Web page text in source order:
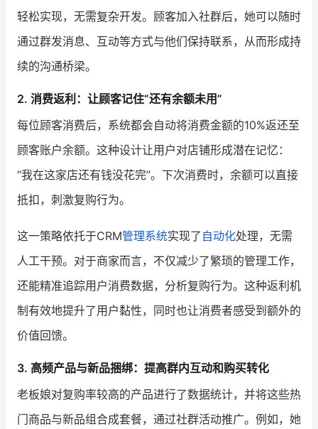
有赞云 数据通服务
轻松实现，无需复杂开发。顾客加入社群后，她可以随时
通过群发消息、互动等方式与他们保持联系，从而形成持
续的沟通桥梁。
2. 消费返利：让顾客记住“还有余额未用”
每位顾客消费后，系统都会自动将消费金额的10%返还至
顾客账户余额。这种设计让用户对店铺形成潜在记忆：
“我在这家店还有钱没花完”。下次消费时，余额可以直接
抵扣，刺激复购行为。
这一策略依托于CRM管理系统实现了 自动化处理，无需
人工干预。对于商家而言，不仅减少了繁琐的管理工作，
还能精准追踪用户消费数据，分析复购行为。这种返利机
制有效地提升了用户黏性，同时也让消费者感受到额外的
价值回馈。
3. 高频产品与新品捆绑：提高群内互动和购买转化
老板娘对复购率较高的产品进行了数据统计，并将这些热
门商品与新品组合成套餐，通过社群活动推广。例如，她